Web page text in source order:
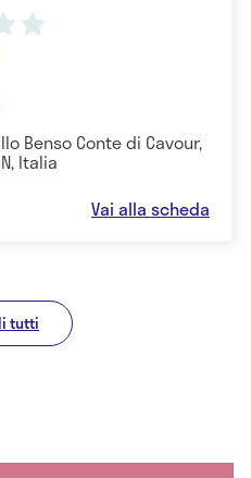
Benso Conte di Cavour,
Italia
Vai alla scheda
tutti